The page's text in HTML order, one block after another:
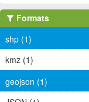
Formats
shp (1)
kmz (1)
geojson (1)